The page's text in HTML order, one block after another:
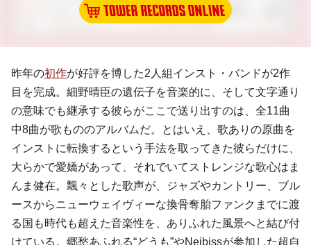
昨年の初作が好評を博した2人組インスト・バンドが2作
目を完成。細野晴臣の遺伝子を音楽的に、そして文字通り
の意味でも継承する彼らがここで送り出すのは、全11曲
中8曲が歌もののアルバムだ。とはいえ、歌ありの原曲を
インストに転換するという手法を取ってきた彼らだけに、
大らかで愛嬌があって、それでいてストレンジな歌心はま
んま健在。飄々とした歌声が、ジャズやカントリー、ブル
ースからニューウェイヴィーな換骨奪胎ファンクまでに渡
る国も時代も超えた音楽性を、ありふれた風景へと結び付
けている。郷愁あふれる“どうも”やNeibissが参加した超自